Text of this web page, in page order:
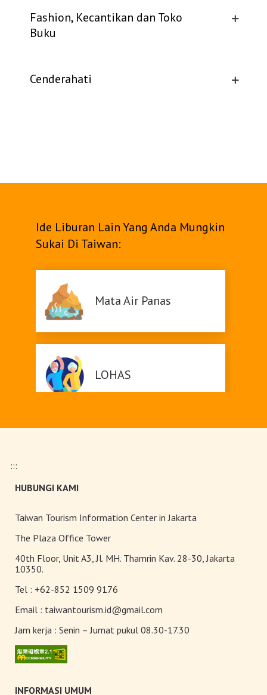
Fashion, Kecantikan dan Toko
Buku
Cenderahati
Ide Liburan Lain Yang Anda Mungkin
Sukai Di Taiwan:
Mata Air Panas
LOHAS
Wisata Kerata Api
Budaya & Warisan
:::
HUBUNGI KAMI
Taiwan Tourism Information Center in Jakarta
The Plaza Office Tower
40th Floor, Unit A3, Jl. MH. Thamrin Kav. 28-30, Jakarta
10350.
Tel : +62-852 1509 9176
Email : taiwantourism.id@gmail.com
Jam kerja : Senin – Jumat pukul 08.30-17.30
INFORMASI UMUM